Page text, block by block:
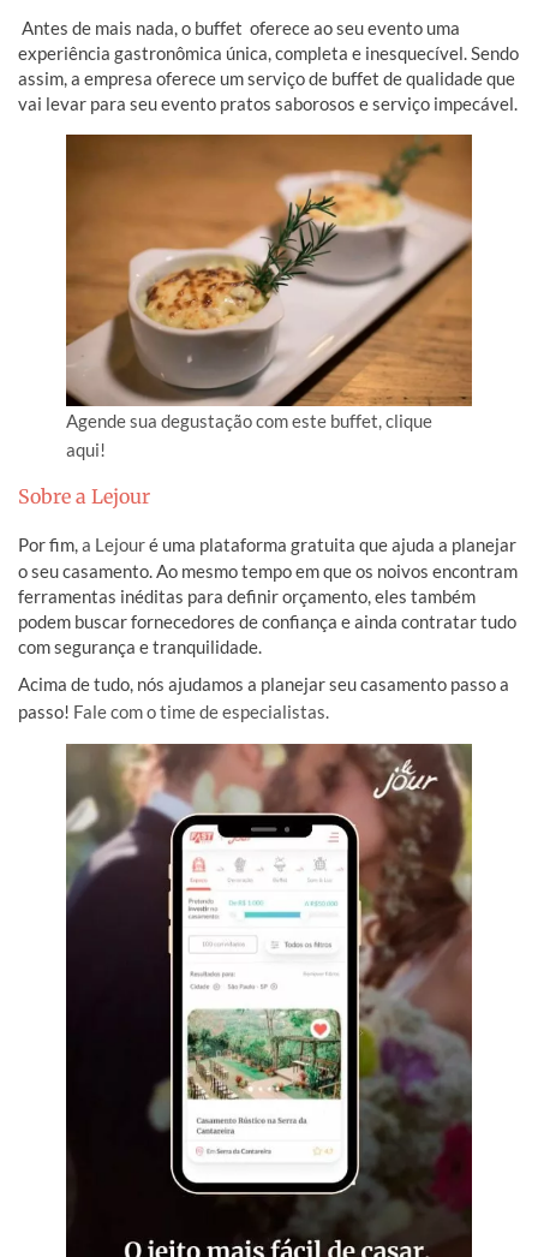
Antes de mais nada, o buffet oferece ao seu evento uma
experiência gastronômica única, completa e inesquecível. Sendo
assim, a empresa oferece um serviço de buffet de qualidade que
vai levar para seu evento pratos saborosos e serviço impecável.
Agende sua degustação com este buffet, clique
aqui!
Sobre a Lejour
Por fim, a Lejouré uma plataforma gratuita que ajuda a planejar
o seu casamento. Ao mesmo tempo em que os noivos encontram
ferramentas inéditas para definir orçamento, eles também
podem buscar fornecedores de confiança e ainda contratar tudo
com segurança e tranquilidade.
Acima de tudo, nós ajudamos a planejar seu casamento passo a
passo! Fale com o time de especialistas.